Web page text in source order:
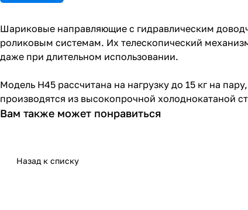
Шариковые направляющие с гидравлическим
роликовым системам. Их телескопический
даже при длительном использовании.
Модель H45 рассчитана на нагрузку до 15 кг на
производятся из высокопрочной холоднокатаной
Вам также может понравиться
Назад к списку